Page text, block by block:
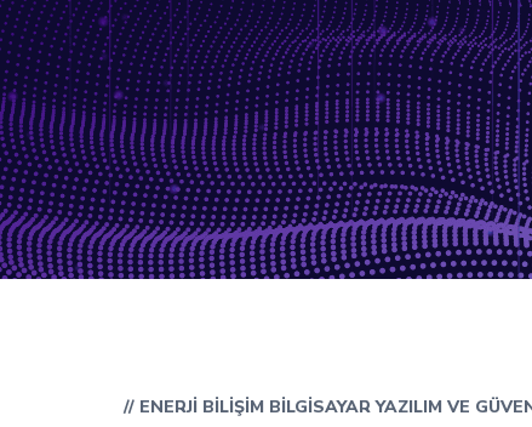
// ENERJI BILIŞIM BILGISAYAR YAZILIM VE